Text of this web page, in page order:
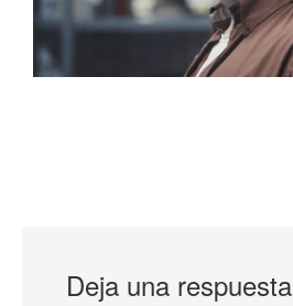
Deja una respuesta